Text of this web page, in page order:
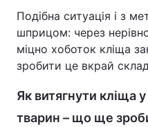
Подібна ситуація і з
шприцом: через
міцно хоботок кліща
зробити це вкрай
Як витягнути кліща
тварин – що ще